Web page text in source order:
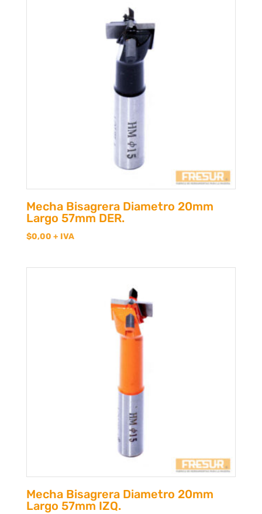
Mecha Bisagrera Diametro 20mm
Largo 57mm DER.
$0,00 + IVA
Mecha Bisagrera Diametro 20mm
Largo 57mm IZQ.